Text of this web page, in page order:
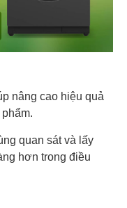
nâng cao hiệu quả
quan sát và lấy
hơn trong điều